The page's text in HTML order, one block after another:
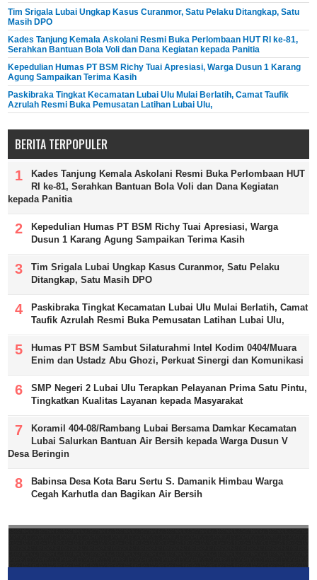
Tim Srigala Lubai Ungkap Kasus Curanmor, Satu Pelaku Ditangkap, Satu
Masih DPO
Kades Tanjung Kemala Askolani Resmi Buka Perlombaan HUT RI ke-81,
Serahkan Bantuan Bola Voli dan Dana Kegiatan kepada Panitia
Kepedulian Humas PT BSM Richy Tuai Apresiasi, Warga Dusun 1 Karang
Agung Sampaikan Terima Kasih
Paskibraka Tingkat Kecamatan Lubai Ulu Mulai Berlatih, Camat Taufik
Azrulah Resmi Buka Pemusatan Latihan Lubai Ulu,
BERITA TERPOPULER
Kades Tanjung Kemala Askolani Resmi Buka Perlombaan HUT
RI ke-81, Serahkan Bantuan Bola Voli dan Dana Kegiatan
kepada Panitia
Kepedulian Humas PT BSM Richy Tuai Apresiasi, Warga
Dusun 1 Karang Agung Sampaikan Terima Kasih
Tim Srigala Lubai Ungkap Kasus Curanmor, Satu Pelaku
Ditangkap, Satu Masih DPO
Paskibraka Tingkat Kecamatan Lubai Ulu Mulai Berlatih, Camat
Taufik Azrulah Resmi Buka Pemusatan Latihan Lubai Ulu,
Humas PT BSM Sambut Silaturahmi Intel Kodim 0404/Muara
Enim dan Ustadz Abu Ghozi, Perkuat Sinergi dan Komunikasi
SMP Negeri 2 Lubai Ulu Terapkan Pelayanan Prima Satu Pintu,
Tingkatkan Kualitas Layanan kepada Masyarakat
Koramil 404-08/Rambang Lubai Bersama Damkar Kecamatan
Lubai Salurkan Bantuan Air Bersih kepada Warga Dusun V
Desa Beringin
Babinsa Desa Kota Baru Sertu S. Damanik Himbau Warga
Cegah Karhutla dan Bagikan Air Bersih